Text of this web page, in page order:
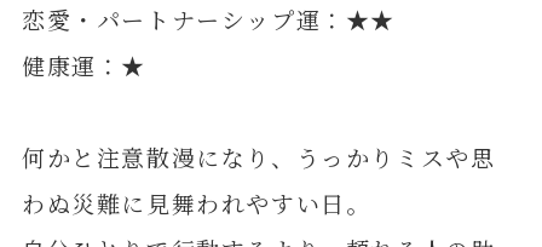
恋愛・パートナーシップ運：★★
健康運：★
何かと注意散漫になり、うっかりミスや思
わぬ災難に見舞われやすい日。